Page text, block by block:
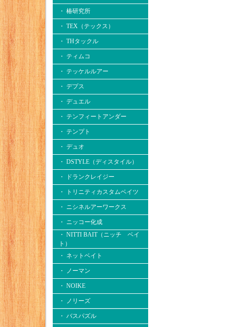
・ 椿研究所
・ TEX（テックス）
・ THタックル
・ ティムコ
・ テッケルルアー
・ デプス
・ デュエル
・ テンフィートアンダー
・ テンプト
・ デュオ
・ DSTYLE（ディスタイル）
・ ドランクレイジー
・ トリニティカスタムベイツ
・ ニシネルアーワークス
・ ニッコー化成
・ NITTI BAIT（ニッチ ベイ
ト）
・ ネットベイト
・ ノーマン
・ NOIKE
・ ノリーズ
・ バスパズル